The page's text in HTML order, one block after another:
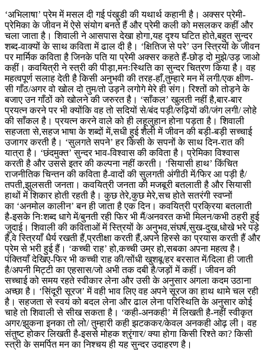
‘अभिलाषा’ प्रेम में मसल दी गई पंखुडी की यथार्थ कहानी है। अक्सर प्रेमी-
प्रेमिका के जीवन में ऐसे संयोग बनते हैं और प्रेमी कली को मसलकर कहीं और
चला जाता है। शिवाली ने आसपास देखा होगा,यह दृश्य घटित होते,बहुत सुन्दर
शब्द-वाक्यों के साथ कविता में ढाल दी है। ‘क्षितिज से परे’ उन स्त्रियों के जीवन
पर मार्मिक कविता है जिनके पति या प्रेमी अक्सर कहते हैं-छोड़ दो मुझे/उड़ जाओ
कहीं। कवयित्री ने स्त्री की पीड़ा,मनःस्थिति का सुन्दर चित्रण किया है। वह
महत्वपूर्ण सलाह देती है किसी अनुभवी की तरह-हाँ,तुम्हारे मन में लगी/एक क्षीण-
सी गाँठ/अगर वो खोल दो तुम/तो उड़ने लगोगे मेरे ही संग। रिश्तों को तोड़ने के
बजाए उन गाँठों को खोलने की जरुरत है। ‘साँकल’ खुलती नहीं है,बार-बार
प्रयत्न करने पर भी क्योंकि वह तो सदियों से/बंद पड़ी/रुढ़ियों की/जंग लगी/ लोहे
की साँकल है। प्रयत्न करने वाले को ही लहूलुहान होना पड़ता है। शिवाली
सहजता से,सहज भाषा के शब्दों में,सधी हुई शैली में जीवन की बड़ी-बड़ी सच्चाई
उजागर करती है। ‘सुलगते सपने’ हर किसी के सपनों के साथ दिन-रात की
यात्रा है। ‘छंदमुक्त’ सुन्दर भाव-विश्वास की कविता है। प्रेमिका विश्वास
करती है और उससे इतर की कल्पना नहीं करती। ‘सियासी हाथ’ किंचित
राजनीतिक चिन्तन की कविता है-वादों की सुलगती अंगीठी में/फिर आ पड़ी है/
तपती,झुलसती जनता। कवयित्री जनता की मजबूरी बतलाती है और सियासी
हाथों में शिकार होती रहती है। कुछ तेरे,कुछ मेरे,सच होते सतरंगी स्वप्नों
का ‘अनमोल कालीन’ बन ही जाता है एक दिन। कवयित्री प्रक्रिया बतलाती
है-इसके निःशब्द धागे में/बुनती रही फिर भी मैं/अनवरत कभी मिलन/कभी ठहरी हुई
जुदाई। शिवाली की कविताओं में स्त्रियों के अनुभव,संघर्ष,सुख-दुख,धोखे भरे पड़े
हैं,वे स्त्रियाँ धैर्य रखती हैं,प्रतीक्षा करती हैं,अपने हिस्से का प्रयास करती हैं और
प्रेम से भरी हुई हैं। ‘कच्ची राह’ हो,कच्ची उम्र हो,सबका अपना महत्व है।
पंक्तियाँ देखिए-फिर भी कच्ची राह की/सोंधी खुशबू/हर बरसात में/दिला ही जाती
है/अपनी मिट्टी का एहसास/जो अभी तक दबी है/जड़ों में कहीं। जीवन की
सच्चाई को समय रहते स्वीकार लेना और उसी के अनुसार अगला कदम उठाना
अच्छा है। ‘सिंदूरी सूरज’ में वही भाव लिए वह अपने सूरज का हाथ थामे चल रही
है। सहजता से स्वयं को बदल लेना और ढाल लेना परिस्थिति के अनुसार कोई
चाहे तो शिवाली से सीख सकता है। ‘कही-अनकही’ में लिखती है-नहीं स्वीकृत
अगर/झुकना इनका तो लो/ तुम्हारी कही झटककर/केवल अनकही ओढ़ ली। वह
संतुष्ट होकर लिखती है-इससे मोहक श्रृंगार/ क्या होगा किसी रिश्ते का? किसी
स्त्री के समर्पित मन का निश्चय ही यह सुन्दर उदाहरण है।